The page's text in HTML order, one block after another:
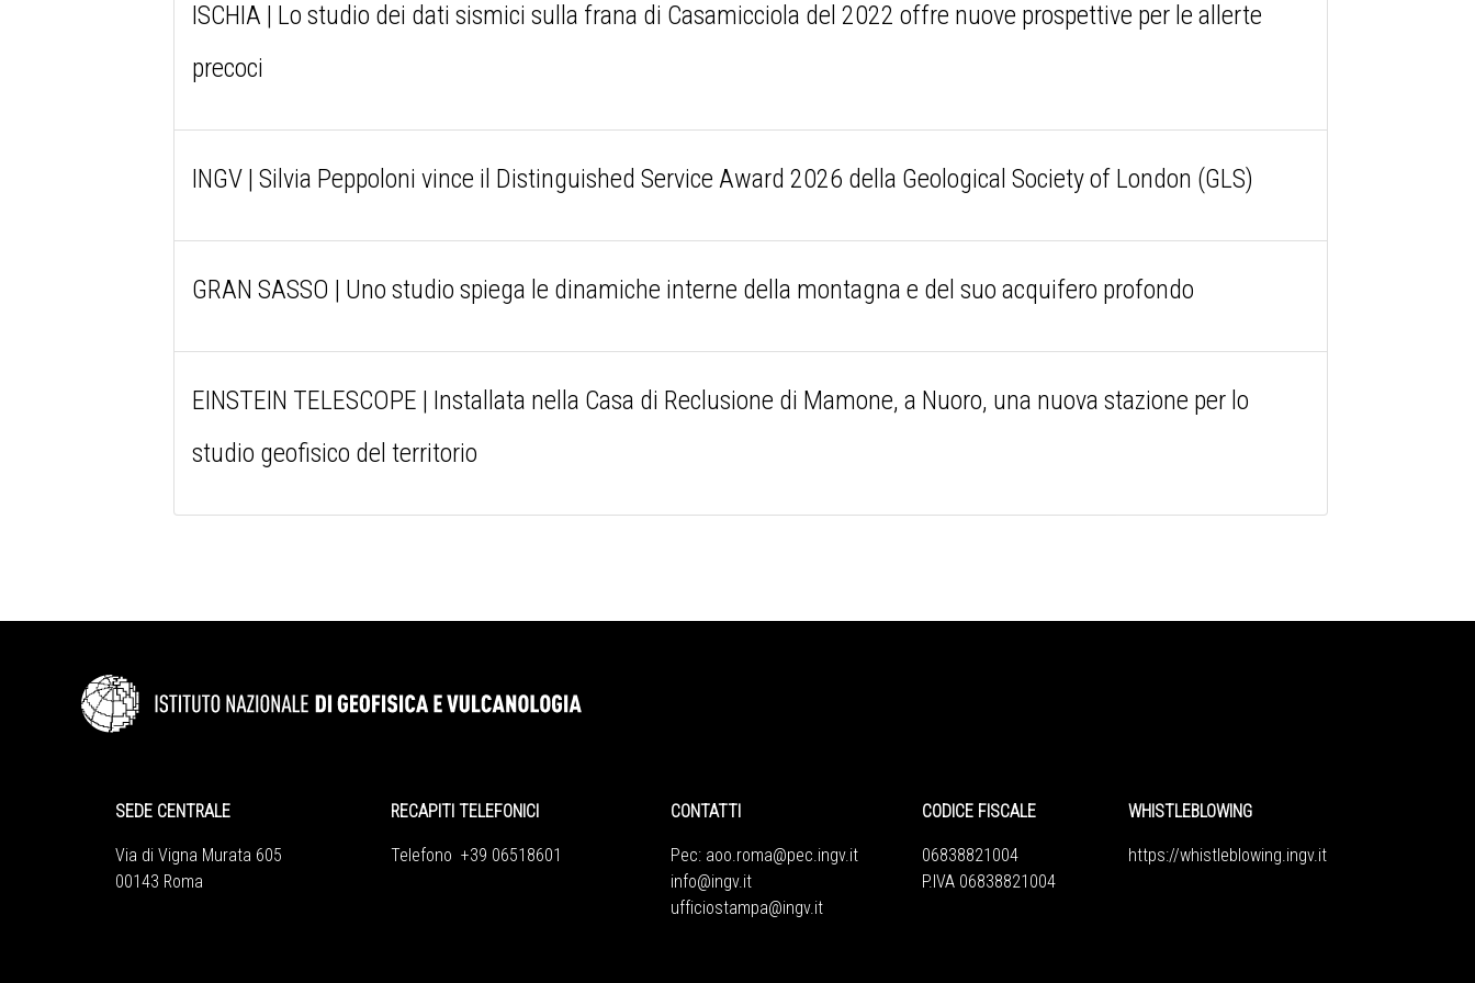
ISCHIA | Lo studio dei dati sismici sulla frana di Casamicciola del 2022 offre nuove prospettive per le allerte
precoci
INGV | Silvia Peppoloni vince il Distinguished Service Award 2026 della Geological Society of London (GLS)
GRAN SASSO | Uno studio spiega le dinamiche interne della montagna e del suo acquifero profondo
EINSTEIN TELESCOPE | Installata nella Casa di Reclusione di Mamone, a Nuoro, una nuova stazione per lo
studio geofisico del territorio
SEDE CENTRALE
Via di Vigna Murata 605
00143 Roma
RECAPITI TELEFONICI
Telefono +39 06518601
CONTATTI
Pec: aoo.roma@pec.ingv.it
info@ingv.it
ufficiostampa@ingv.it
CODICE FISCALE
06838821004
P.IVA 06838821004
WHISTLEBLOWING
https://whistleblowing.ingv. it